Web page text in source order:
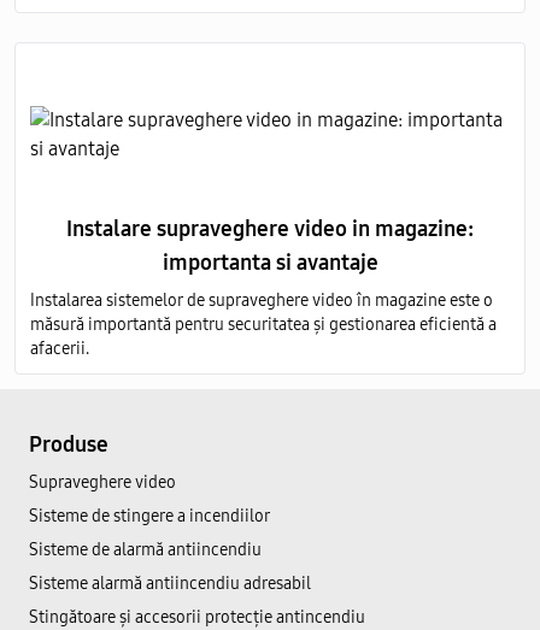
birouri, clădiri comerciale, instituții publice și industriale.
Instalare supraveghere video in magazine:
importanta si avantaje
Instalarea sistemelor de supraveghere video în magazine este o
măsură importantă pentru securitatea și gestionarea eficientă a
afacerii.
Produse
Supraveghere video
Sisteme de stingere a incendiilor
Sisteme de alarmă antiincendiu
Sisteme alarmă antiincendiu adresabil
Stingătoare și accesorii protecție antincendiu